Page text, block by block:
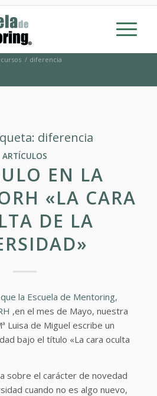
/ diferencia
diferencia
ARTÍCULOS
EN LA
«LA CARA
DE LA
la Escuela de Mentoring,
,en el mes de Mayo, nuestra
Luisa de Miguel escribe un
bajo el título «La cara oculta
sobre el carácter de novedad
cuando no es algo nuevo,